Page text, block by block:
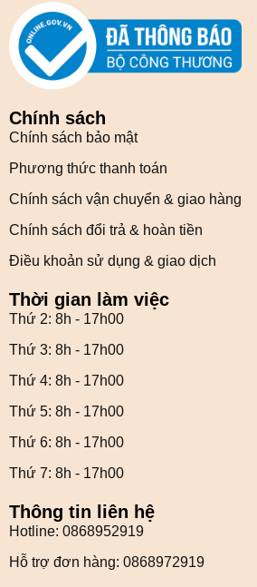
Chính sách
Chính sách bảo mật
Phương thức thanh toán
Chính sách vận chuyển & giao hàng
Chính sách đổi trả & hoàn tiền
Điều khoản sử dụng & giao dịch
Thời gian làm việc
Thứ 2: 8h - 17h00
Thứ 3: 8h - 17h00
Thứ 4: 8h - 17h00
Thứ 5: 8h - 17h00
Thứ 6: 8h - 17h00
Thứ 7: 8h - 17h00
Thông tin liên hệ
Hotline: 0868952919
Hỗ trợ đơn hàng: 0868972919